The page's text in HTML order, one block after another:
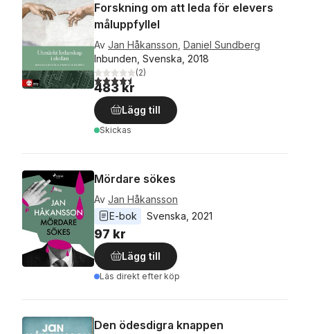
Forskning om att leda för elevers
måluppfyllel
Av Jan Håkansson Daniel Sundberg
Inbunden, Svenska, 2018
4,5utav 5 stjärnor. Totalt antal röster:
(2)
483 kr
Lägg till
Skickas
Mördare sökes
Av Jan Håkansson
E-bok
Svenska 2021
97 kr
Lägg till
Läs direkt efter köp
Den ödesdigra knappen